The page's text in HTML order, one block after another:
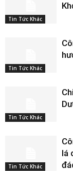
Tin Tức Khác
Tin Tức Khác
Tin Tức Khác
Tin Tức Khác
lá